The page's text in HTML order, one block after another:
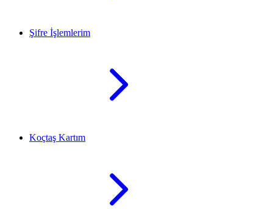
Şifre İşlemlerim
Koçtaş Kartım